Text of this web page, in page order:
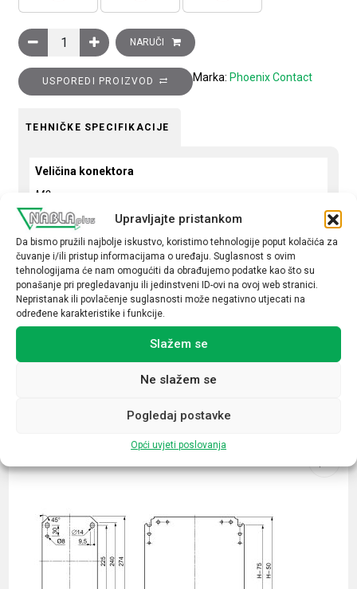
Upravljajte pristankom
Da bismo pružili najbolje iskustvo, koristimo tehnologije poput kolačića za
čuvanje i/ili pristup informacijama o uređaju. Suglasnost s ovim
tehnologijama će nam omogućiti da obrađujemo podatke kao što su
ponašanje pri pregledavanju ili jedinstveni ID-ovi na ovoj web stranici.
Nepristanak ili povlačenje suglasnosti može negativno utjecati na
određene karakteristike i funkcije.
Slažem se
Ne slažem se
Pogledaj postavke
Opći uvjeti poslovanja
Konektor ženski, ravni, 3-pinski, M8 vijčani priključak, kabel
NARUČI
USPOREDI PROIZVOD Marka: Phoenix Contact
TEHNIČKE SPECIFIKACIJE
Veličina konektora
M8
Oblik konekcije
Ravni
Tip
Ženski
Povezani proizvodi